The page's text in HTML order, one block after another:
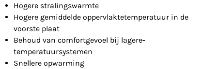
Hogere stralingswarmte
Hogere gemiddelde oppervlaktetemperatuur in de
voorste plaat
Behoud van comfortgevoel bij lagere-
temperatuursystemen
Snellere opwarming